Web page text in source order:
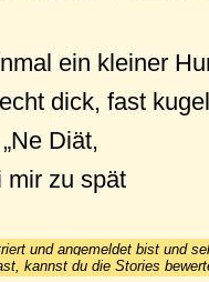
ein kleiner
dick, fast
Diät,
mir zu spät
und angemeldet bist und
kannst du die Stories